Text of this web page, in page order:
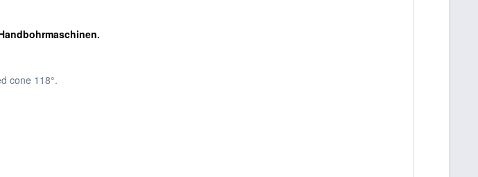
cone 118°.